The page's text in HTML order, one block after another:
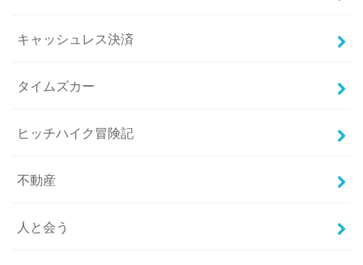
キャッシュレス決済
タイムズカー
ヒッチハイク冒険記
不動産
人と会う